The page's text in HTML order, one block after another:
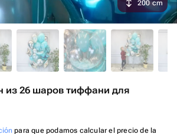
из 26 шаров тиффани для
para que podamos calcular el precio de la
200 cm